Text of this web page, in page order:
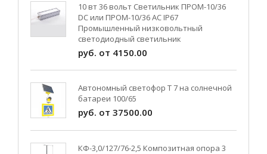
10 вт 36 вольт Светильник ПРОМ-10/36
DC или ПРОМ-10/36 AC IP67
Промышленный низковольтный
светодиодный светильник
руб. от 4150.00
Автономный светофор Т 7 на солнечной
батареи 100/65
руб. от 37500.00
КФ-3,0/127/76-2,5 Композитная опора 3